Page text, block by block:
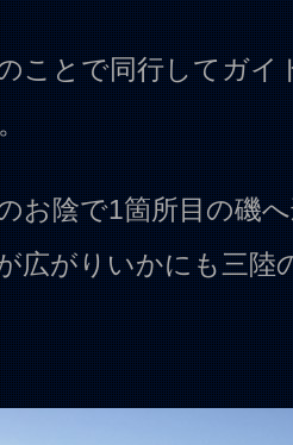
ことで同行してガイ
お陰で1箇所目の磯
広がりいかにも三陸